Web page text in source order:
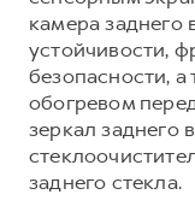
камера заднего
устойчивости,
безопасности, а
обогревом
зеркал заднего
заднего стекла.